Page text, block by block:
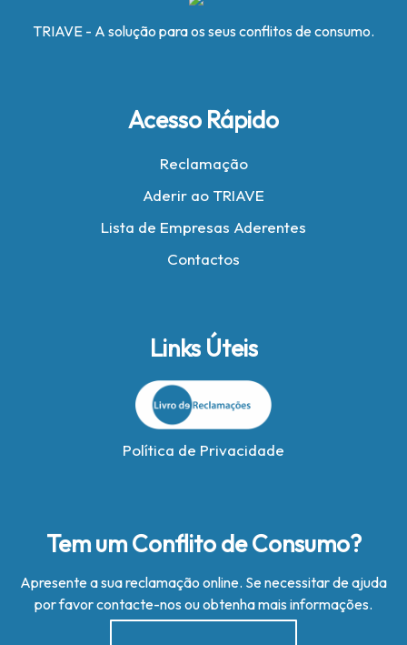
TRIAVE - A solução para os seus conflitos de consumo.
Acesso Rápido
Reclamação
Aderir ao TRIAVE
Lista de Empresas Aderentes
Contactos
Links Úteis
Política de Privacidade
Tem um Conflito de Consumo?
Apresente a sua reclamação online. Se necessitar de ajuda
por favor contacte-nos ou obtenha mais informações.